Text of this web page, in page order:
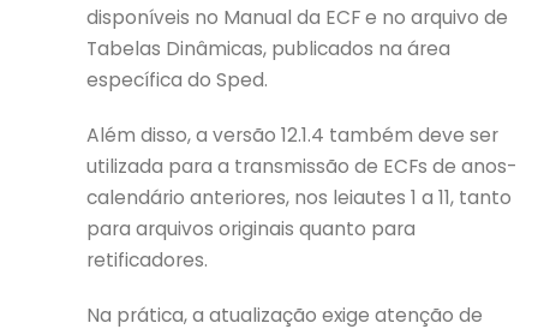
disponíveis no Manual da ECF e no arquivo de
Tabelas Dinâmicas, publicados na área
específica do Sped.
Além disso, a versão 12.1.4 também deve ser
utilizada para a transmissão de ECFs de anos-
calendário anteriores, nos leiautes 1 a 11, tanto
para arquivos originais quanto para
retificadores.
Na prática, a atualização exige atenção de